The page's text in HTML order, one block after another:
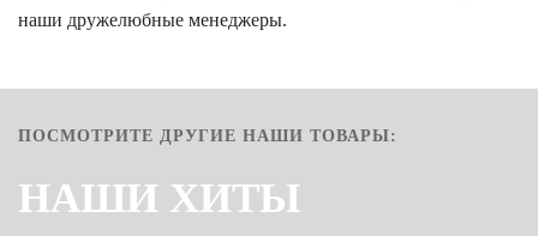
наши дружелюбные менеджеры.
ПОСМОТРИТЕ ДРУГИЕ НАШИ ТОВАРЫ:
НАШИ ХИТЫ